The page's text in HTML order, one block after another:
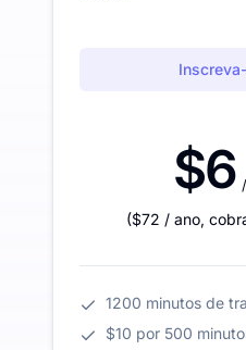
$6
($72 / ano,
1200 minutos de
$10 por 500